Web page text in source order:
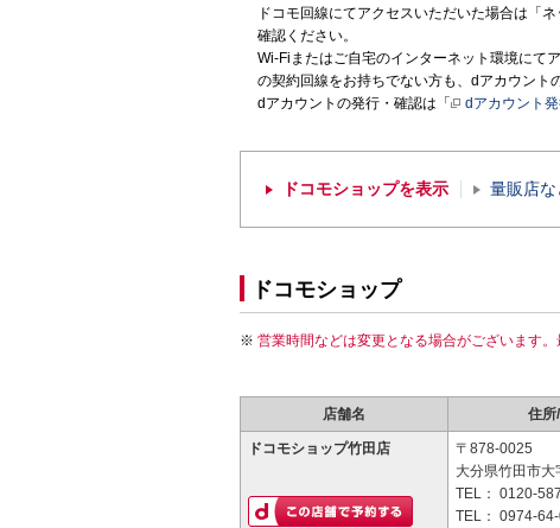
ドコモ回線にてアクセスいただいた場合は「
確認ください。
Wi-Fiまたはご自宅のインターネット環境にて
の契約回線をお持ちでない方も、dアカウント
dアカウントの発行・確認は「
dアカウント
ドコモショップを表示 量販店
ドコモショップ
営業時間などは変更となる場合がございます。
店舗名 住所
ドコモショップ竹田店
〒878-0025
大分県竹田市
TEL： 0120-
TEL： 0974-